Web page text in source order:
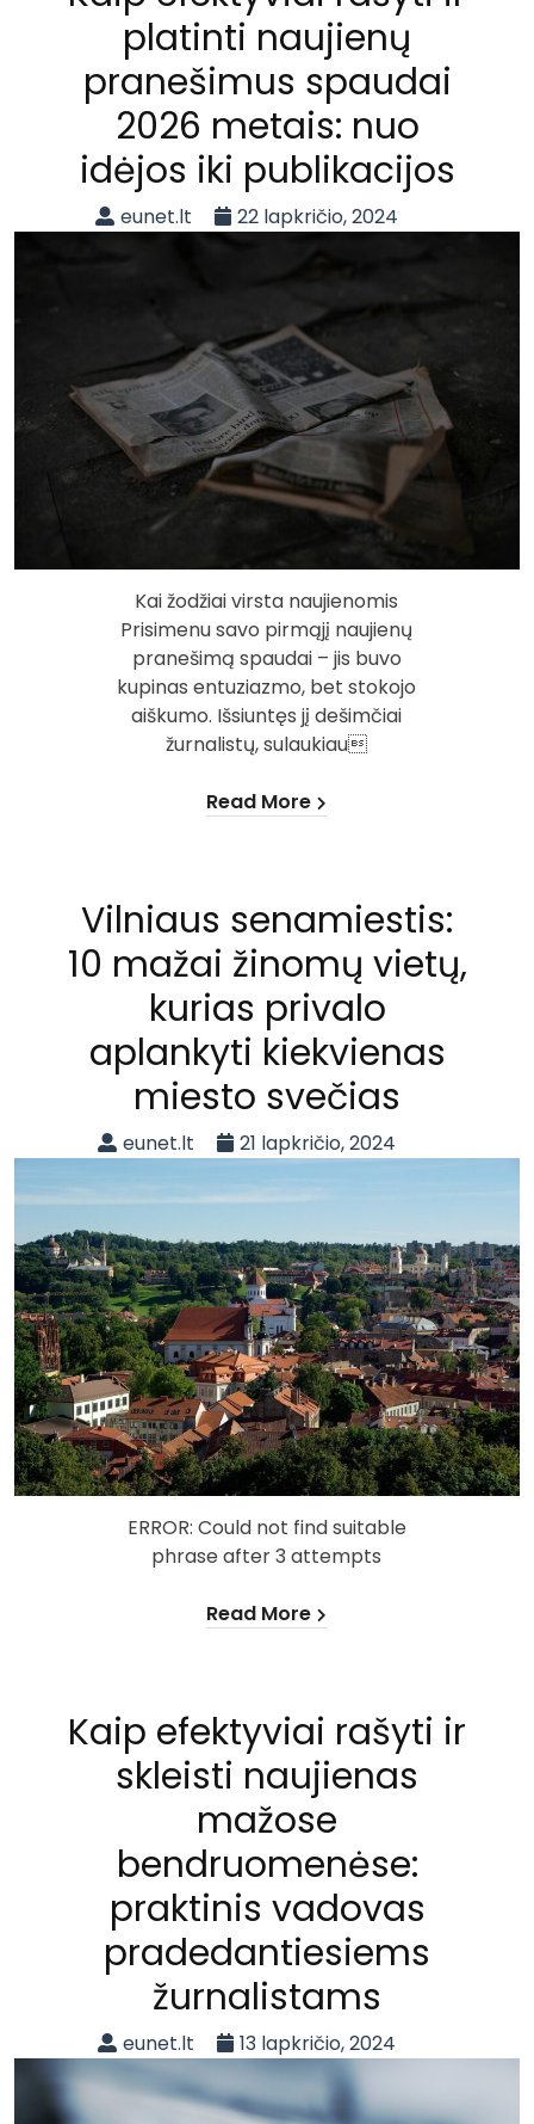
platinti naujienų
pranešimus spaudai
2026 metais: nuo
idėjos iki publikacijos
eunet.lt 22 lapkričio, 2024
Kai žodžiai virsta naujienomis
Prisimenu savo pirmąjį naujienų
pranešimą spaudai – jis buvo
kupinas entuziazmo, bet stokojo
aiškumo. Išsiuntęs jį dešimčiai
žurnalistų, sulaukiau
Read More
Vilniaus senamiestis:
10 mažai žinomų vietų,
kurias privalo
aplankyti kiekvienas
miesto svečias
eunet.lt 21 lapkričio, 2024
ERROR: Could not find suitable
phrase after 3 attempts
Read More
Kaip efektyviai rašyti ir
skleisti naujienas
mažose
bendruomenėse:
praktinis vadovas
pradedantiesiems
žurnalistams
eunet.lt 13 lapkričio, 2024